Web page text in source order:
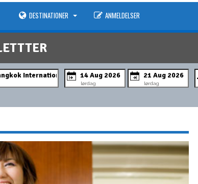
DESTINATIONER ANMELDELSER
lørdag lørdag